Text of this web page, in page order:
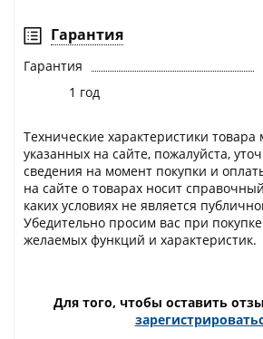
Гарантия
Гарантия
1 год
Технические характеристики товара
указанных на сайте, пожалуйста,
сведения на момент покупки и
на сайте о товарах носит
каких условиях не является
Убедительно просим вас при
желаемых функций и характеристик.
Для того, чтобы оставить